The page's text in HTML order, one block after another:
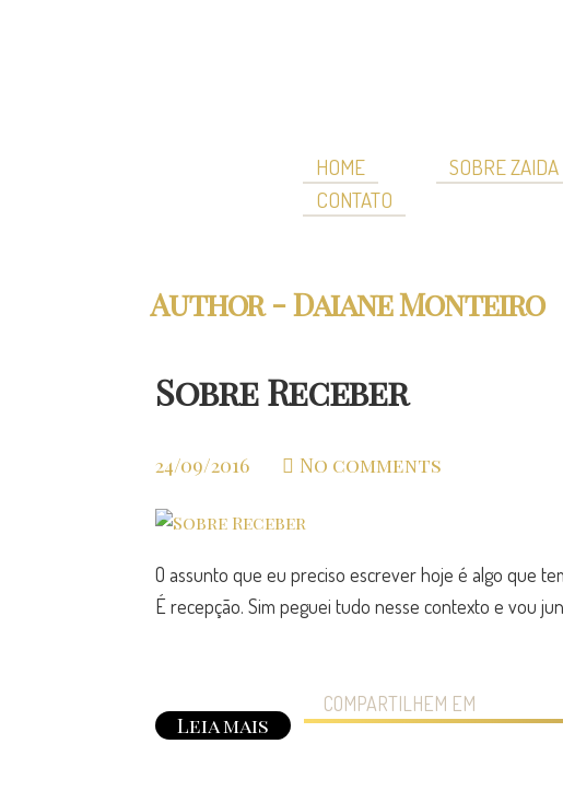
HOME SOBRE ZAIDA
CONTATO
Author - Daiane Monteiro
Sobre Receber
24/09/2016 No comments
O assunto que eu preciso escrever hoje é algo que
É recepção. Sim peguei tudo nesse contexto e vou
Leia mais
COMPARTILHEM EM